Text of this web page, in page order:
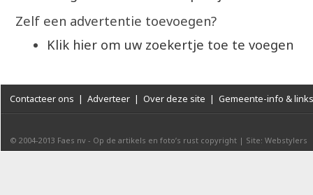
Zelf een advertentie toevoegen?
Klik hier om uw zoekertje toe te voegen
Contacteer ons | Adverteer | Over deze site | Gemeente-info & links
© 2004-2013 Faes nv - Op de artikels en foto’s rust copyright | Site: Webstylers